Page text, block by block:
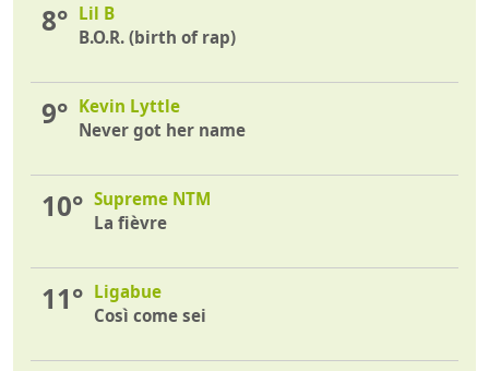
8° Lil B
B.O.R. (birth of rap)
9° Kevin Lyttle
Never got her name
10° Supreme NTM
La fièvre
11° Ligabue
Così come sei